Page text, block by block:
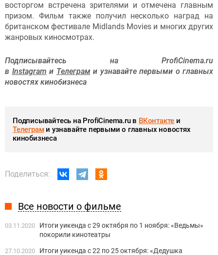
восторгом встречена зрителями и отмечена главным
призом. Фильм также получил несколько наград на
британском фестивале Midlands Movies и многих других
жанровых киносмотрах.
Подписывайтесь на ProfiCinema.ru
в Instagram и Телеграм и узнавайте первыми о главных
новостях кинобизнеса
Подписывайтесь на ProfiCinema.ru в ВКонтакте и
Телеграми узнавайте первыми о главных новостях
кинобизнеса
Поделиться:
Все новости о фильме
03.11.2020
Итоги уикенда с 29 октября по 1 ноября: «Ведьмы»
покорили кинотеатры
27.10.2020
Итоги уикенда с 22 по 25 октября: «Дедушка